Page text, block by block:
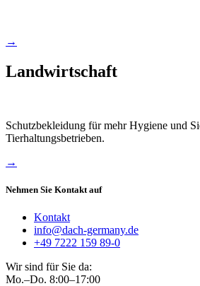
→
Landwirtschaft
Schutzbekleidung für mehr Hygiene und
Tierhaltungsbetrieben.
→
Nehmen Sie Kontakt auf
Kontakt
info@dach-germany.de
+49 7222 159 89-0
Wir sind für Sie da:
Mo.–Do. 8:00–17:00